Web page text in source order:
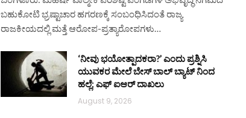
ಬಹುಕೋಟಿ ಭ್ರಷ್ಟಾಚಾರ ಹಗರಣಕ್ಕೆ ಸಂಬಂಧಿಸಿದಂತೆ ರಾಜ್ಯ
ರಾಜಕೀಯದಲ್ಲಿ ಮತ್ತೆ ಆರೋಪ-ಪ್ರತ್ಯಾರೋಪಗಳು…
‘ನೀವು ಭಯೋತ್ಪಾದಕರಾ?’ ಎಂದು ಪ್ರಶ್ನಿಸಿ
ಯುವಕರ ಮೇಲೆ ಬೇಸ್‌ ಬಾಲ್ ಬ್ಯಾಟ್‌ ನಿಂದ
ಹಲ್ಲೆ; ಎಫ್‌ ಐಆರ್ ದಾಖಲು
August 9, 2026